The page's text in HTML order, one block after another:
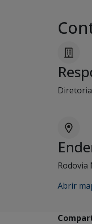
Rodovia
Abrir